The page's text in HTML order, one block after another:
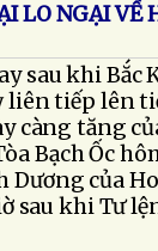
LO NGẠI VỀ
sau khi Bắc
liên tiếp lên
càng tăng
Bạch Ốc
của
sau khi Tư